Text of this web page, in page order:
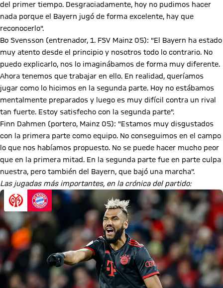
del primer tiempo. Desgraciadamente, hoy no pudimos hacer
nada porque el Bayern jugó de forma excelente, hay que
reconocerlo".
Bo Svensson (entrenador, 1. FSV Mainz 05): "El Bayern ha estado
muy atento desde el principio y nosotros todo lo contrario. No
puedo explicarlo, nos lo imaginábamos de forma muy diferente.
Ahora tenemos que trabajar en ello. En realidad, queríamos
jugar como lo hicimos en la segunda parte. Hoy no estábamos
mentalmente preparados y luego es muy difícil contra un rival
tan fuerte. Estoy satisfecho con la segunda parte".
Finn Dahmen (portero, Mainz 05): "Estamos muy disgustados
con la primera parte como equipo. No conseguimos en el campo
lo que nos habíamos propuesto. No se puede hacer mucho peor
que en la primera mitad. En la segunda parte fue en parte culpa
nuestra, pero también del Bayern, que bajó una marcha".
Las jugadas más importantes, en la crónica del partido: